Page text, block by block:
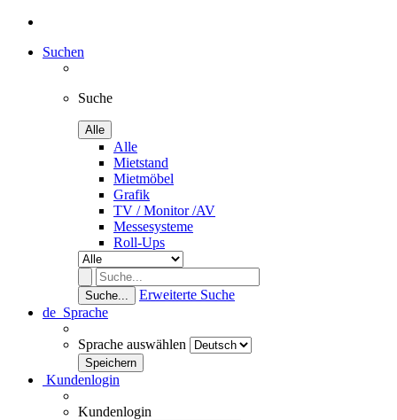
Suchen
Suche
Alle
Alle
Mietstand
Mietmöbel
Grafik
TV / Monitor /AV
Messesysteme
Roll-Ups
Suche...
Erweiterte Suche
de Sprache
Sprache auswählen
Kundenlogin
Kundenlogin